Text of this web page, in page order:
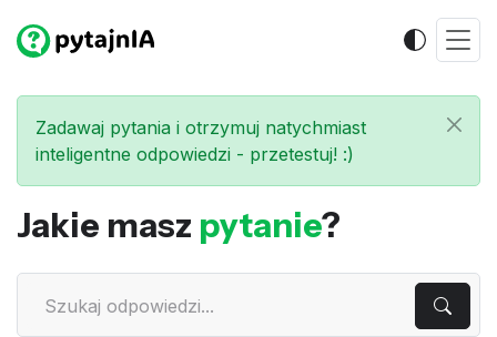
Zadawaj pytania i otrzymuj natychmiast
inteligentne odpowiedzi - przetestuj! :)
Jakie masz pytanie?